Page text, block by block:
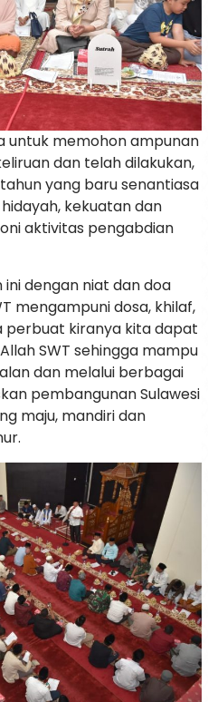
untuk memohon ampunan
dan telah dilakukan,
yang baru senantiasa
kekuatan dan
aktivitas pengabdian
dengan niat dan doa
mengampuni dosa, khilaf,
perbuat kiranya kita dapat
SWT sehingga mampu
dan melalui berbagai
pembangunan Sulawesi
maju, mandiri dan